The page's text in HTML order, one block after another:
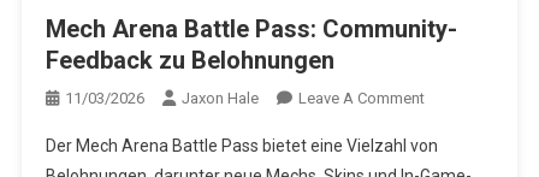
Mech Arena Battle Pass: Community-
Feedback zu Belohnungen
11/03/2026 Jaxon Hale Leave A CommentOn
Arena
Der Mech Arena Battle Pass bietet eine Vielzahl von